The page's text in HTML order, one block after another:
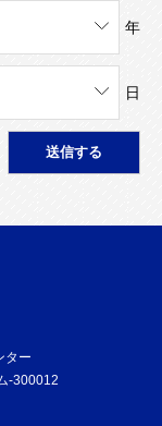
年
日
ター
-300012